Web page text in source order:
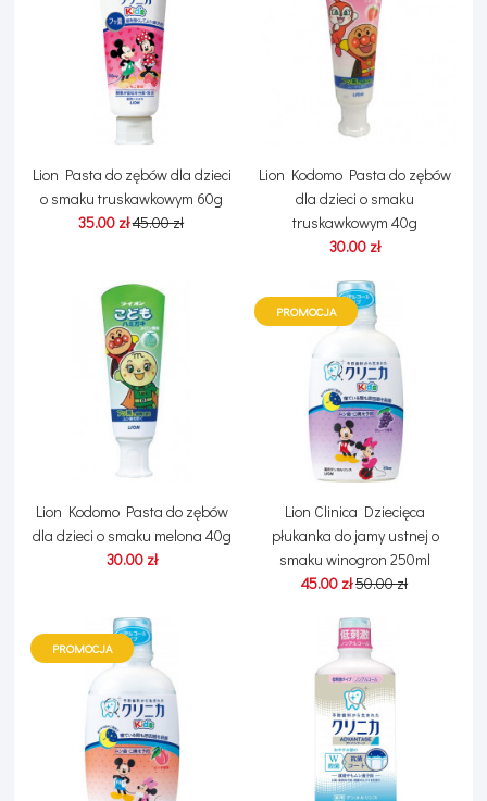
Lion Pasta do zębów dla dzieci
o smaku truskawkowym 60g
35.00 zł45.00 zł
Lion Kodomo Pasta do zębów
dla dzieci o smaku
truskawkowym 40g
30.00 zł
Lion Kodomo Pasta do zębów
dla dzieci o smaku melona 40g
30.00 zł
PROMOCJA
Lion Clinica Dziecięca
płukanka do jamy ustnej o
smaku winogron 250ml
45.00 zł50.00 zł
PROMOCJA